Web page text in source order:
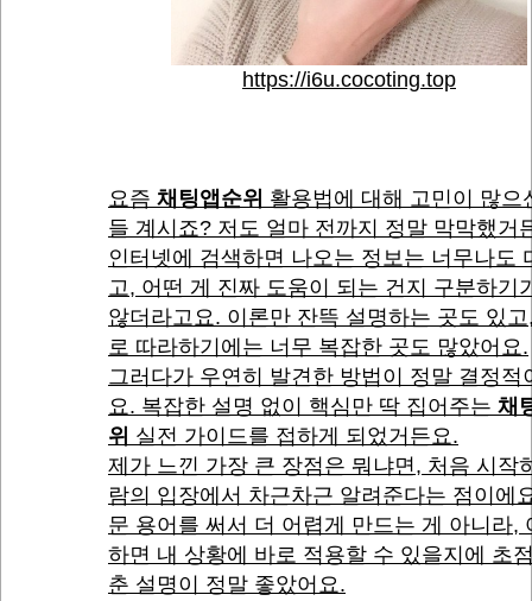
https://i6u.cocoting.top
요즘 채팅앱순위 활용법에 대해 고민이 많으
들 계시죠? 저도 얼마 전까지 정말 막막했거
인터넷에 검색하면 나오는 정보는 너무나도
고, 어떤 게 진짜 도움이 되는 건지 구분하기
않더라고요. 이론만 잔뜩 설명하는 곳도 있
로 따라하기에는 너무 복잡한 곳도 많았어요.
그러다가 우연히 발견한 방법이 정말 결정적
요. 복잡한 설명 없이 핵심만 딱 집어주는 채
위 실전 가이드를 접하게 되었거든요.
제가 느낀 가장 큰 장점은 뭐냐면, 처음 시작
람의 입장에서 차근차근 알려준다는 점이에
문 용어를 써서 더 어렵게 만드는 게 아니라,
하면 내 상황에 바로 적용할 수 있을지에 초
춘 설명이 정말 좋았어요.